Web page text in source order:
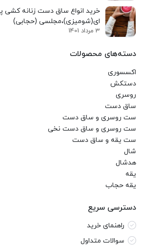
خرید انواع ساق دست زنانه کشی
ای(شومیزی)،مجلسی (حجابی)
3 مرداد 1401
دسته‌های محصولات
اکسسوری
دستکش
روسری
ساق دست
ست روسری و ساق دست
ست روسری و ساق دست نخی
ست یقه و ساق دست
شال
هدشال
یقه
یقه حجاب
دسترسی سریع
راهنمای خرید
سوالات متداول